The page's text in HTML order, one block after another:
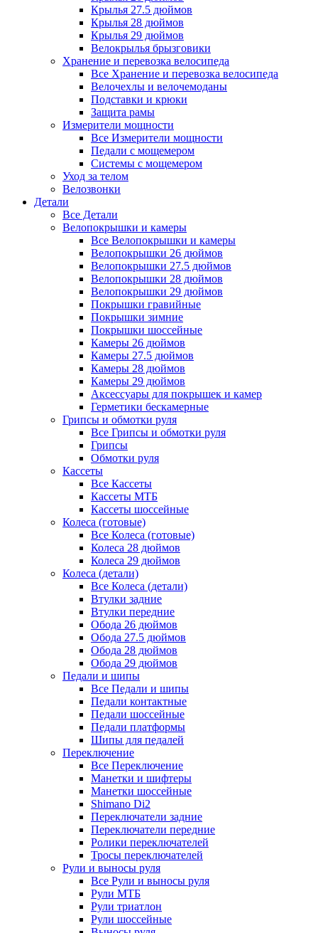
Крылья 27.5 дюймов
Крылья 28 дюймов
Крылья 29 дюймов
Велокрылья брызговики
Хранение и перевозка велосипеда
Все Хранение и перевозка велосипеда
Велочехлы и велочемоданы
Подставки и крюки
Защита рамы
Измерители мощности
Все Измерители мощности
Педали с мощемером
Системы с мощемером
Уход за телом
Велозвонки
Детали
Все Детали
Велопокрышки и камеры
Все Велопокрышки и камеры
Велопокрышки 26 дюймов
Велопокрышки 27.5 дюймов
Велопокрышки 28 дюймов
Велопокрышки 29 дюймов
Покрышки гравийные
Покрышки зимние
Покрышки шоссейные
Камеры 26 дюймов
Камеры 27.5 дюймов
Камеры 28 дюймов
Камеры 29 дюймов
Аксессуары для покрышек и камер
Герметики бескамерные
Грипсы и обмотки руля
Все Грипсы и обмотки руля
Грипсы
Обмотки руля
Кассеты
Все Кассеты
Кассеты МТБ
Кассеты шоссейные
Колеса (готовые)
Все Колеса (готовые)
Колеса 28 дюймов
Колеса 29 дюймов
Колеса (детали)
Все Колеса (детали)
Втулки задние
Втулки передние
Обода 26 дюймов
Обода 27.5 дюймов
Обода 28 дюймов
Обода 29 дюймов
Педали и шипы
Все Педали и шипы
Педали контактные
Педали шоссейные
Педали платформы
Шипы для педалей
Переключение
Все Переключение
Манетки и шифтеры
Манетки шоссейные
Shimano Di2
Переключатели задние
Переключатели передние
Ролики переключателей
Тросы переключателей
Рули и выносы руля
Все Рули и выносы руля
Рули МТБ
Рули триатлон
Рули шоссейные